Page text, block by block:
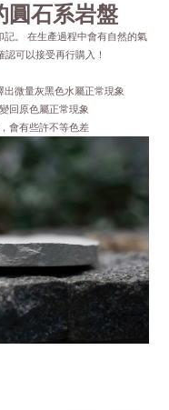
圓石系岩盤
。 在生產過程中會有自然的氣
可以接受再行購入！
微量灰黑色水屬正常現象
回原色屬正常現象
會有些許不等色差